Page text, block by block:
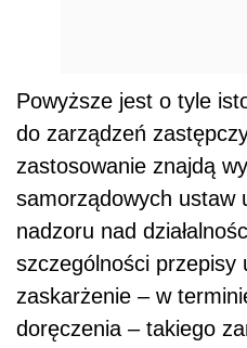
Powyższe jest o tyle
do zarządzeń
zastosowanie znajdą
samorządowych ustaw
nadzoru nad
szczególności przepisy
zaskarżenie – w
doręczenia – takiego